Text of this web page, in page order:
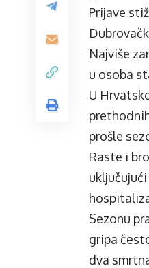
Prijave
Najviše
u osoba
U
prošle
Raste i
Sezonu
gripa
dva